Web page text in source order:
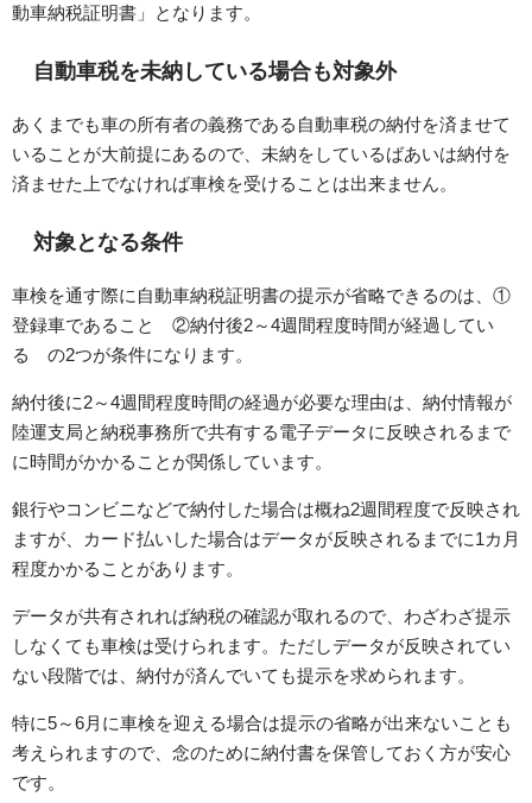
動車納税証明書」となります。
自動車税を未納している場合も対象外
あくまでも車の所有者の義務である自動車税の納付を済ませて
いることが大前提にあるので、未納をしているばあいは納付を
済ませた上でなければ車検を受けることは出来ません。
対象となる条件
車検を通す際に自動車納税証明書の提示が省略できるのは、①
登録車であること ②納付後2～4週間程度時間が経過してい
る の2つが条件になります。
納付後に2～4週間程度時間の経過が必要な理由は、納付情報が
陸運支局と納税事務所で共有する電子データに反映されるまで
に時間がかかることが関係しています。
銀行やコンビニなどで納付した場合は概ね2週間程度で反映され
ますが、カード払いした場合はデータが反映されるまでに1カ月
程度かかることがあります。
データが共有されれば納税の確認が取れるので、わざわざ提示
しなくても車検は受けられます。ただしデータが反映されてい
ない段階では、納付が済んでいても提示を求められます。
特に5～6月に車検を迎える場合は提示の省略が出来ないことも
考えられますので、念のために納付書を保管しておく方が安心
です。